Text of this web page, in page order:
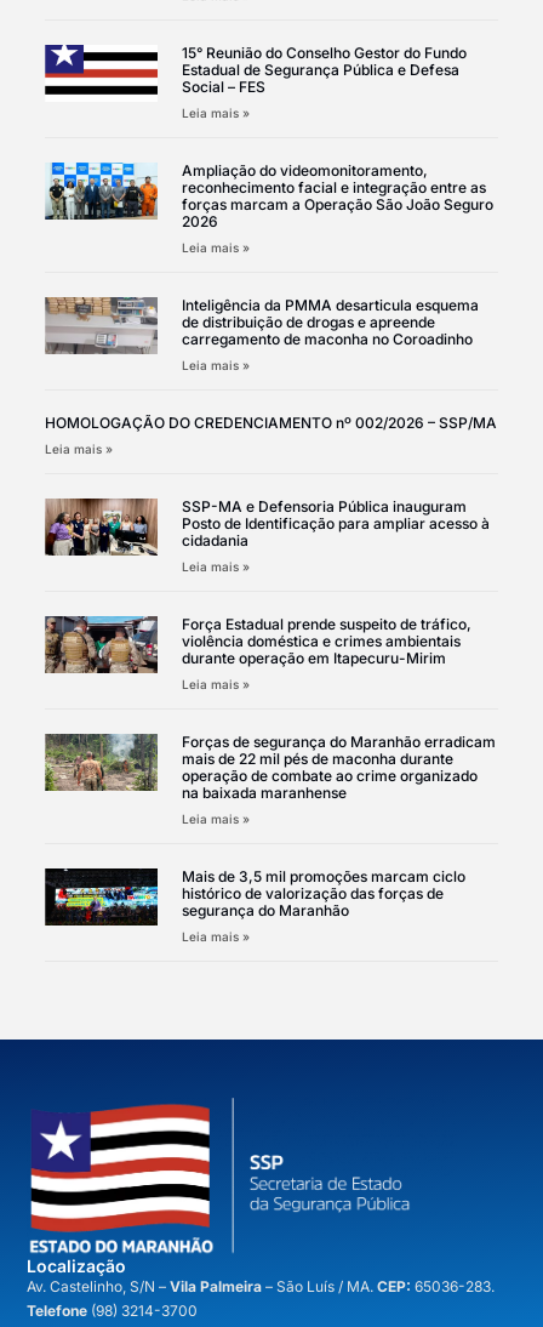
15° Reunião do Conselho Gestor do Fundo
Estadual de Segurança Pública e Defesa
Social – FES
Leia mais »
Ampliação do videomonitoramento,
reconhecimento facial e integração entre as
forças marcam a Operação São João Seguro
2026
Leia mais »
Inteligência da PMMA desarticula esquema
de distribuição de drogas e apreende
carregamento de maconha no Coroadinho
Leia mais »
HOMOLOGAÇÃO DO CREDENCIAMENTO nº 002/2026 – SSP/MA
Leia mais »
SSP-MA e Defensoria Pública inauguram
Posto de Identificação para ampliar acesso à
cidadania
Leia mais »
Força Estadual prende suspeito de tráfico,
violência doméstica e crimes ambientais
durante operação em Itapecuru-Mirim
Leia mais »
Forças de segurança do Maranhão erradicam
mais de 22 mil pés de maconha durante
operação de combate ao crime organizado
na baixada maranhense
Leia mais »
Mais de 3,5 mil promoções marcam ciclo
histórico de valorização das forças de
segurança do Maranhão
Leia mais »
Localização
Av. Castelinho, S/N –Vila Palmeira– São Luís / MA.CEP: 65036-283.
Telefone (98) 3214-3700